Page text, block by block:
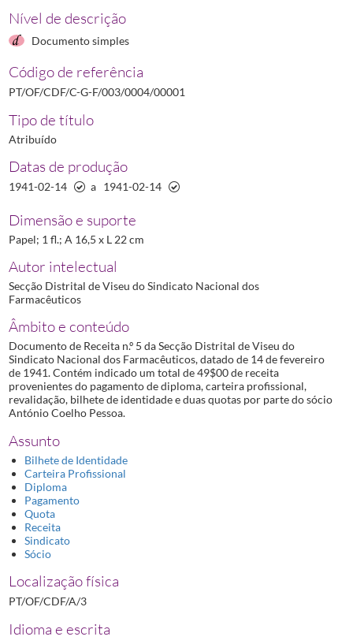
Nível de descrição
Documento simples
Código de referência
PT/OF/CDF/C-G-F/003/0004/00001
Tipo de título
Atribuído
Datas de produção
1941-02-14 a 1941-02-14
Dimensão e suporte
Papel; 1 fl.; A 16,5 x L 22 cm
Autor intelectual
Secção Distrital de Viseu do Sindicato Nacional dos
Farmacêuticos
Âmbito e conteúdo
Documento de Receita n.º 5 da Secção Distrital de Viseu do
Sindicato Nacional dos Farmacêuticos, datado de 14 de fevereiro
de 1941. Contém indicado um total de 49$00 de receita
provenientes do pagamento de diploma, carteira profissional,
revalidação, bilhete de identidade e duas quotas por parte do sócio
António Coelho Pessoa.
Assunto
Bilhete de Identidade
Carteira Profissional
Diploma
Pagamento
Quota
Receita
Sindicato
Sócio
Localização física
PT/OF/CDF/A/3
Idioma e escrita